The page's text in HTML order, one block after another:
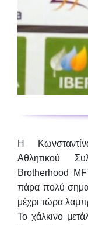
Η
Αθλητικού
Brotherhood
πάρα πολύ
μέχρι τώρα
Το χάλκινο